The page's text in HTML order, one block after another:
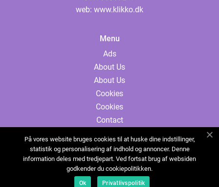
web: www.klikko.dk
Menu
Ads
About Us
About Us
Cookies
Cookies
Contact
Sitemap
Sitemap
Ads
På vores website bruges cookies til at huske dine indstillinger,
statistik og personalisering af indhold og annoncer. Denne
information deles med tredjepart. Ved fortsat brug af websiden
godkender du cookiepolitikken.
Ok Privatlivspolitik